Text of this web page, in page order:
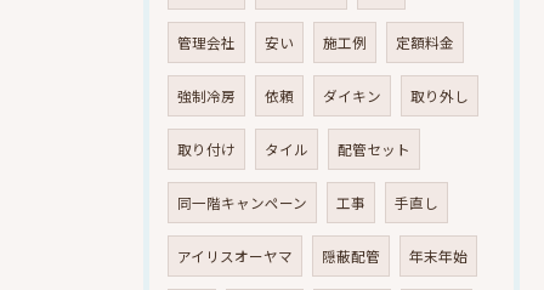
管理会社 安い 施工例 定額料金
強制冷房 依頼 ダイキン 取り外し
取り付け タイル 配管セット
同一階キャンペーン 工事 手直し
アイリスオーヤマ 隠蔽配管 年末年始